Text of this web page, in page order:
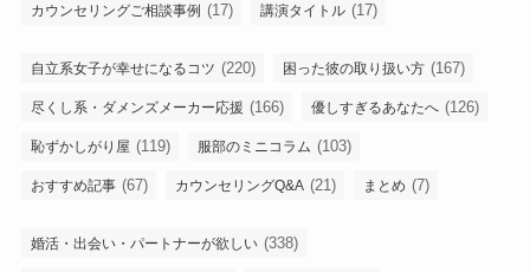
カウンセリングご相談事例 (17) 講演タイトル (17)
自立系女子が幸せになるコツ (220) 困った彼の取り扱い方 (167)
尽くし系・ダメンズメーカー応援 (166) 優しすぎるあなたへ (126)
恥ずかしがり屋 (119) 服部のミニコラム (103)
おすすめ記事 (67) カウンセリングQ&A (21) まとめ (7)
婚活・出会い・パートナーが欲しい (338)